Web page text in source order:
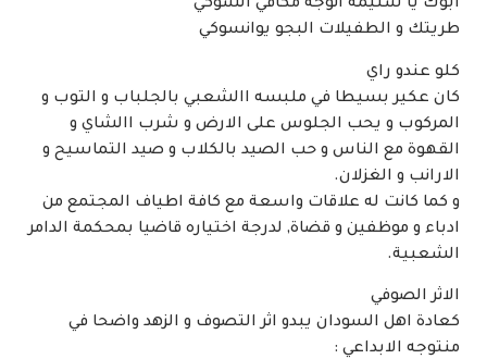
ابوك يا سليمة اتوجه مكافي السوكي
طريتك و الطفيلات البجو يوانسوكي
كلو عندو راي
كان عكير بسيطا في ملبسه االشعبي بالجلباب و التوب و
المركوب و يحب الجلوس على الارض و شرب االشاي و
القهوة مع الناس و حب الصيد بالكلاب و صيد التماسيح و
الارانب و الغزلان.
و كما كانت له علاقات واسعة مع كافة اطياف المجتمع من
ادباء و موظفين و قضاة, لدرجة اختياره قاضيا بمحكمة الدامر
الشعبية.
الاثر الصوفي
كعادة اهل السودان يبدو اثر التصوف و الزهد واضحا في
منتوجه الابداعي :